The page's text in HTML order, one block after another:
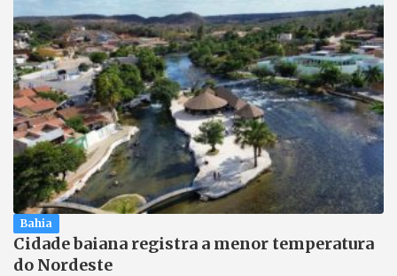
Bahia
Cidade baiana registra a menor temperatura
do Nordeste